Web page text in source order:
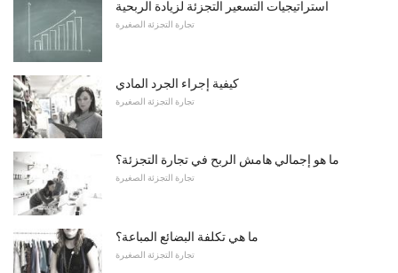
استراتيجيات التسعير التجزئة لزيادة الربحية
تجارة التجزئة الصغيرة
كيفية إجراء الجرد المادي
تجارة التجزئة الصغيرة
ما هو إجمالي هامش الربح في تجارة التجزئة؟
تجارة التجزئة الصغيرة
ما هي تكلفة البضائع المباعة؟
تجارة التجزئة الصغيرة